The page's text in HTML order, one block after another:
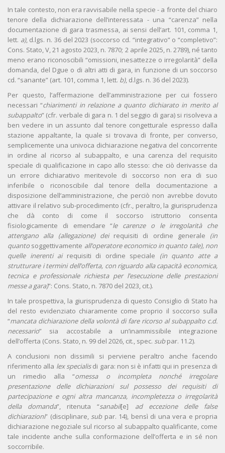
In tale contesto, non era ravvisabile nella specie - a fronte del chiaro
tenore della dichiarazione dell’interessata - una “carenza” nella
documentazione di gara trasmessa, ai sensi dell’art. 101, comma 1,
lett. a), d.lgs. n. 36 del 2023 (soccorso cd. “integrativo” o “completivo”:
Cons. Stato, V, 21 agosto 2023, n. 7870; 2 aprile 2025, n. 2789), né tanto
meno erano riconoscibili “omissioni, inesattezze o irregolarità” della
domanda, del Dgue o di altri atti di gara, in funzione di un soccorso
cd. “sanante” (art. 101, comma 1, lett. b), d.lgs. n. 36 del 2023).
Per questo, l’affermazione dell’amministrazione per cui fossero
necessari “chiarimenti in relazione a quanto dichiarato in merito al
subappalto” (cfr. verbale di gara n. 1 del seggio di gara) si risolveva a
ben vedere in un assunto dal tenore congetturale espresso dalla
stazione appaltante, la quale si trovava di fronte, per converso,
semplicemente una univoca dichiarazione negativa del concorrente
in ordine al ricorso al subappalto, e una carenza del requisito
speciale di qualificazione in capo allo stesso: che ciò derivasse da
un errore dichiarativo meritevole di soccorso non era di suo
inferibile o riconoscibile dal tenore della documentazione a
disposizione dell’amministrazione, che perciò non avrebbe dovuto
attivare il relativo sub-procedimento (cfr., peraltro, la giurisprudenza
che dà conto di come il soccorso istruttorio consenta
fisiologicamente di emendare “le carenze o le irregolarità che
attengano alla (allegazione) dei requisiti di ordine generale (in
quanto soggettivamente all’operatore economico in quanto tale), non
quelle inerenti ai requisiti di ordine speciale (in quanto atte a
strutturare i termini dell’offerta, con riguardo alla capacità economica,
tecnica e professionale richiesta per l’esecuzione delle prestazioni
messe a gara)”: Cons. Stato, n. 7870 del 2023, cit.).
In tale prospettiva, la giurisprudenza di questo Consiglio di Stato ha
del resto evidenziato chiaramente come proprio il soccorso sulla
“mancata dichiarazione della volontà di fare ricorso al subappalto c.d.
necessario” sia accostabile a un’inammissibile integrazione
dell’offerta (Cons. Stato, n. 99 del 2026, cit., spec. subpar. 11.2).
A conclusioni non dissimili si perviene peraltro anche facendo
riferimento alla lex specialisdi gara: non si è infatti qui in presenza di
un rimedio alla “omessa o incompleta nonché irregolare
presentazione delle dichiarazioni sul possesso dei requisiti di
partecipazione e ogni altra mancanza, incompletezza o irregolarità
della domanda”, ritenuta “sanabil[e] ad eccezione delle false
dichiarazioni” (disciplinare, sub par. 14), bensì di una vera e propria
dichiarazione negoziale sul ricorso al subappalto qualificante, come
tale incidente anche sulla conformazione dell’offerta e in sé non
soccorribile.